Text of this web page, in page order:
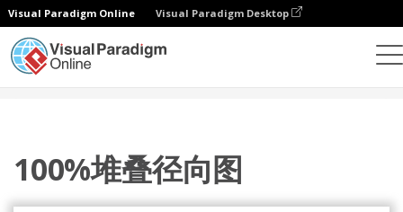
Visual Paradigm Online Visual Paradigm Desktop
100%堆叠径向图